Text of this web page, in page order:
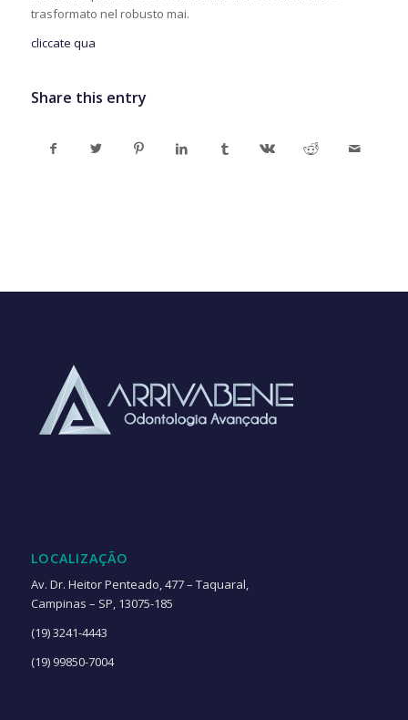
trasformato nel robusto mai.
cliccate qua
Share this entry
LOCALIZAÇÃO
Av. Dr. Heitor Penteado, 477 – Taquaral,
Campinas – SP, 13075-185
(19) 3241-4443
(19) 99850-7004